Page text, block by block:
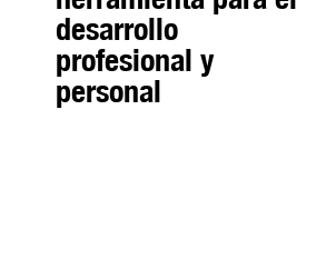
desarrollo
profesional y
personal